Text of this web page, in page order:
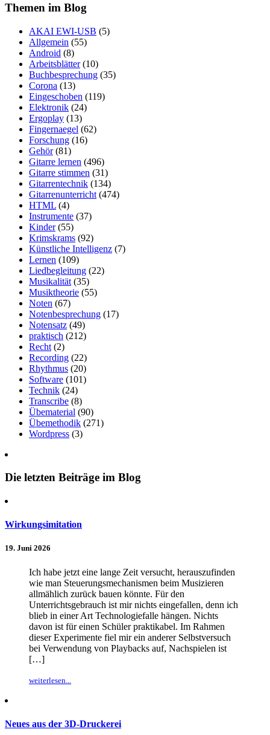
Themen im Blog
AKAI EWI-USB (5)
Allgemein (55)
Android (8)
Arbeitsblätter(10)
Buchbesprechung (35)
Corona (13)
Eingeschoben (119)
Elektronik (24)
Ergoplay (13)
Fingernaegel (62)
Forschung (16)
Gehör(81)
Gitarre lernen (496)
Gitarre stimmen (31)
Gitarrentechnik (134)
Gitarrenunterricht (474)
HTML (4)
Instrumente (37)
Kinder(55)
Krimskrams (92)
Künstliche Intelligenz (7)
Lernen (109)
Liedbegleitung (22)
Musikalität (35)
Musiktheorie (55)
Noten (67)
Notenbesprechung (17)
Notensatz (49)
praktisch (212)
Recht (2)
Recording (22)
Rhythmus (20)
Software (101)
Technik (24)
Transcribe (8)
Übematerial (90)
Übemethodik (271)
Wordpress (3)
Die letzten Beiträge im Blog
Wirkungsimitation
19. Juni 2026
Ich habe jetzt eine lange Zeit versucht, herauszufinden
wie man Steuerungsmechanismen beim Musizieren
allmählich zurück bauen könnte. Für den
Unterrichtsgebrauch ist mir nichts eingefallen, denn ich
blieb in einer Art Technologiefalle hängen. Nichts
davon ist für einen Schüler praktikabel. Im Rahmen
dieser Experimente fiel mir ein anderer Selbstversuch
bei Verwendung von Playbacks auf, Nachspielen ist
[…]
weiterlesen...
Neues aus der 3D-Druckerei